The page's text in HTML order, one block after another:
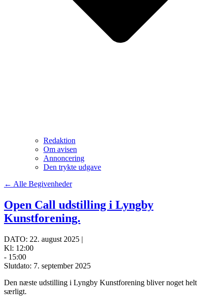
Redaktion
Om avisen
Annoncering
Den trykte udgave
← Alle Begivenheder
Open Call udstilling i Lyngby
Kunstforening.
DATO: 22. august 2025 |
Kl: 12:00
- 15:00
Slutdato: 7. september 2025
Den næste udstilling i Lyngby Kunstforening bliver noget helt
særligt.